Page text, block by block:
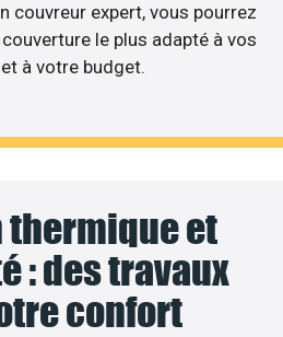
couvreur expert, vous pourrez
le plus adapté à vos
à votre budget.
et
: des travaux
confort